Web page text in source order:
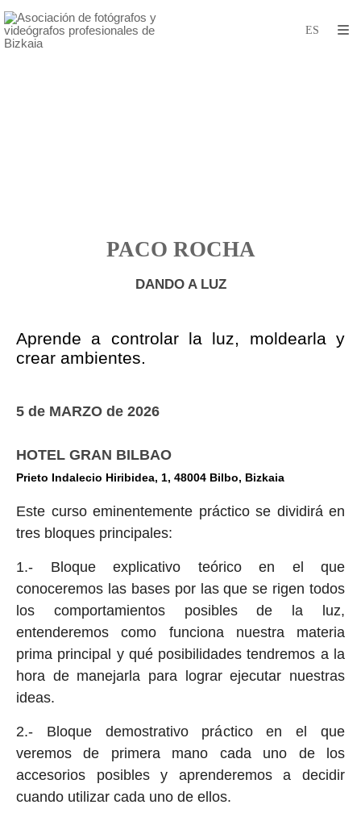
PACO ROCHA
DANDO A LUZ
Aprende a controlar la luz, moldearla y
crear ambientes.
5 de MARZO de 2026
HOTEL GRAN BILBAO
Prieto Indalecio Hiribidea, 1, 48004 Bilbo, Bizkaia
Este curso eminentemente práctico se dividirá en
tres bloques principales:
1.- Bloque explicativo teórico en el que
conoceremos las bases por las que se rigen todos
los comportamientos posibles de la luz,
entenderemos como funciona nuestra materia
prima principal y qué posibilidades tendremos a la
hora de manejarla para lograr ejecutar nuestras
ideas.
2.- Bloque demostrativo práctico en el que
veremos de primera mano cada uno de los
accesorios posibles y aprenderemos a decidir
cuando utilizar cada uno de ellos.